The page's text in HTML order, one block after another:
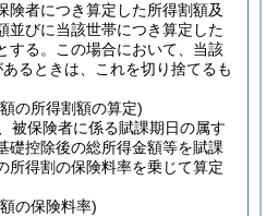
険者につき算定した所得割額及
並びに当該世帯につき算定した
る。
この場合において、当該
るときは、これを切り捨てるも
の所得割額の算定)
被保険者に係る賦課期日の属す
礎控除後の総所得金額等を賦課
所得割の保険料率を乗じて算定
の保険料率)